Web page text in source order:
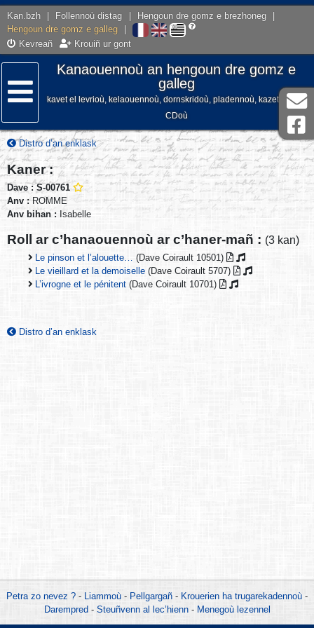
Kan.bzh Follennoù distag Hengoun dre gomz e brezhoneg
Hengoun dre gomz e galleg
Kevreañ
Krouiñ ur gont
Lañser
Kanaouennoù an hengoun dre gomz e
galleg
kavet el levrioù, kelaouennoù, dornskridoù, pladennoù, kazetennoù,
CDoù
Distro d’an enklask
Kaner :
Dave : S-00761
Anv : ROMME
Anv bihan : Isabelle
Roll ar c’hanaouennoù ar c’haner-mañ : (3 kan)
Le pinson et l’alouette… (Dave Coirault 10501)
Le vieillard et la demoiselle (Dave Coirault 5707)
L’ivrogne et le pénitent (Dave Coirault 10701)
Distro d’an enklask
Petra zo nevez ? - Liammoù - Pellgargañ - Krouerien ha trugarekadennoù -
Darempred- Steuñvenn al lec’hienn- Menegoù lezennel